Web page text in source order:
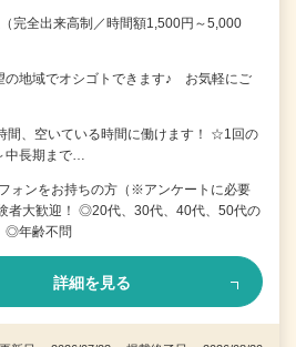
完全出来高制／時間額1,500円～5,000
の地域でオシゴトできます♪ お気軽にご
間、空いている時間に働けます！ ☆1回の
中長期まで…
ォンをお持ちの方（※アンケートに必要
者大歓迎！ ◎20代、30代、40代、50代の
◎年齢不問
詳細を見る